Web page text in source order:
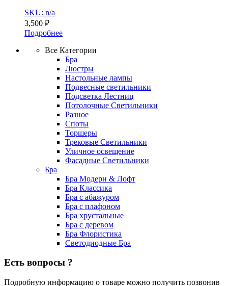
SKU: n/a
3,500 ₽
Подробнее
Все Категории
Бра
Люстры
Настольные лампы
Подвесные светильники
Подсветка Лестниц
Потолочные Светильники
Разное
Споты
Торшеры
Трековые Светильники
Уличное освещение
Фасадные Светильники
Бра
Бра Модерн & Лофт
Бра Классика
Бра с абажуром
Бра с плафоном
Бра хрустальные
Бра с деревом
Бра Флористика
Светодиодные Бра
Есть вопросы ?
Подробную информацию о товаре можно получить позвонив